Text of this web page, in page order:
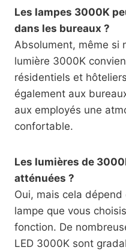
Les lampes 3000K
dans les bureaux ?
Absolument, même si
lumière 3000K
résidentiels et
également aux
aux employés une
confortable.
Les lumières de
atténuées ?
Oui, mais cela
lampe que vous
fonction. De
LED 3000K sont